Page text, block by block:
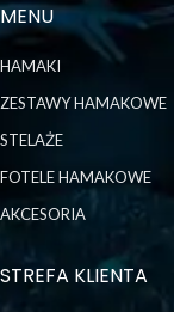
MENU
HAMAKI
ZESTAWY HAMAKOWE
STELAŻE
FOTELE HAMAKOWE
AKCESORIA
STREFA KLIENTA